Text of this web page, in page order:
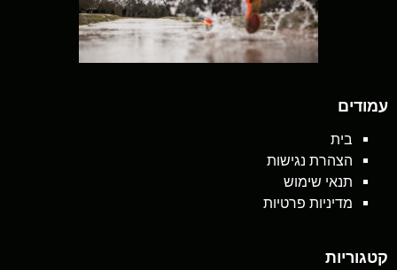
עמודים
בית
הצהרת נגישות
תנאי שימוש
מדיניות פרטיות
קטגוריות